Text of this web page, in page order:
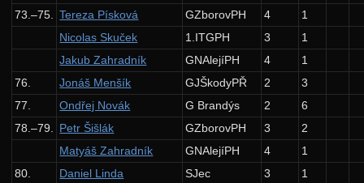
73.–75.
Tereza Písková GZborovPH 4
1
Nicolas Skuček
1.ITGPH 3
1
Jakub Zahradník
GNAlejíPH 4
1
76.
Jonáš Menšík GJŠkodyPŘ 2
3
77.
Ondřej Novák G Brandýs 2
6
78.–79.
Petr Šišlák GZborovPH 3
2
Matyáš Zahradník
GNAlejíPH 4
1
80.
Daniel Linda SJec 3
1
1. ročník: 88/89
0. ročník: 87/88
Síň slávy